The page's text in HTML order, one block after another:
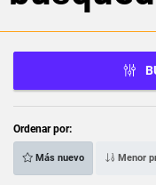
Ordenar por:
Más nuevo Menor